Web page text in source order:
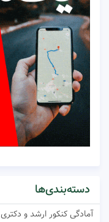
دسته‌بندی‌ها
آمادگی کنکور ارشد و دکتری